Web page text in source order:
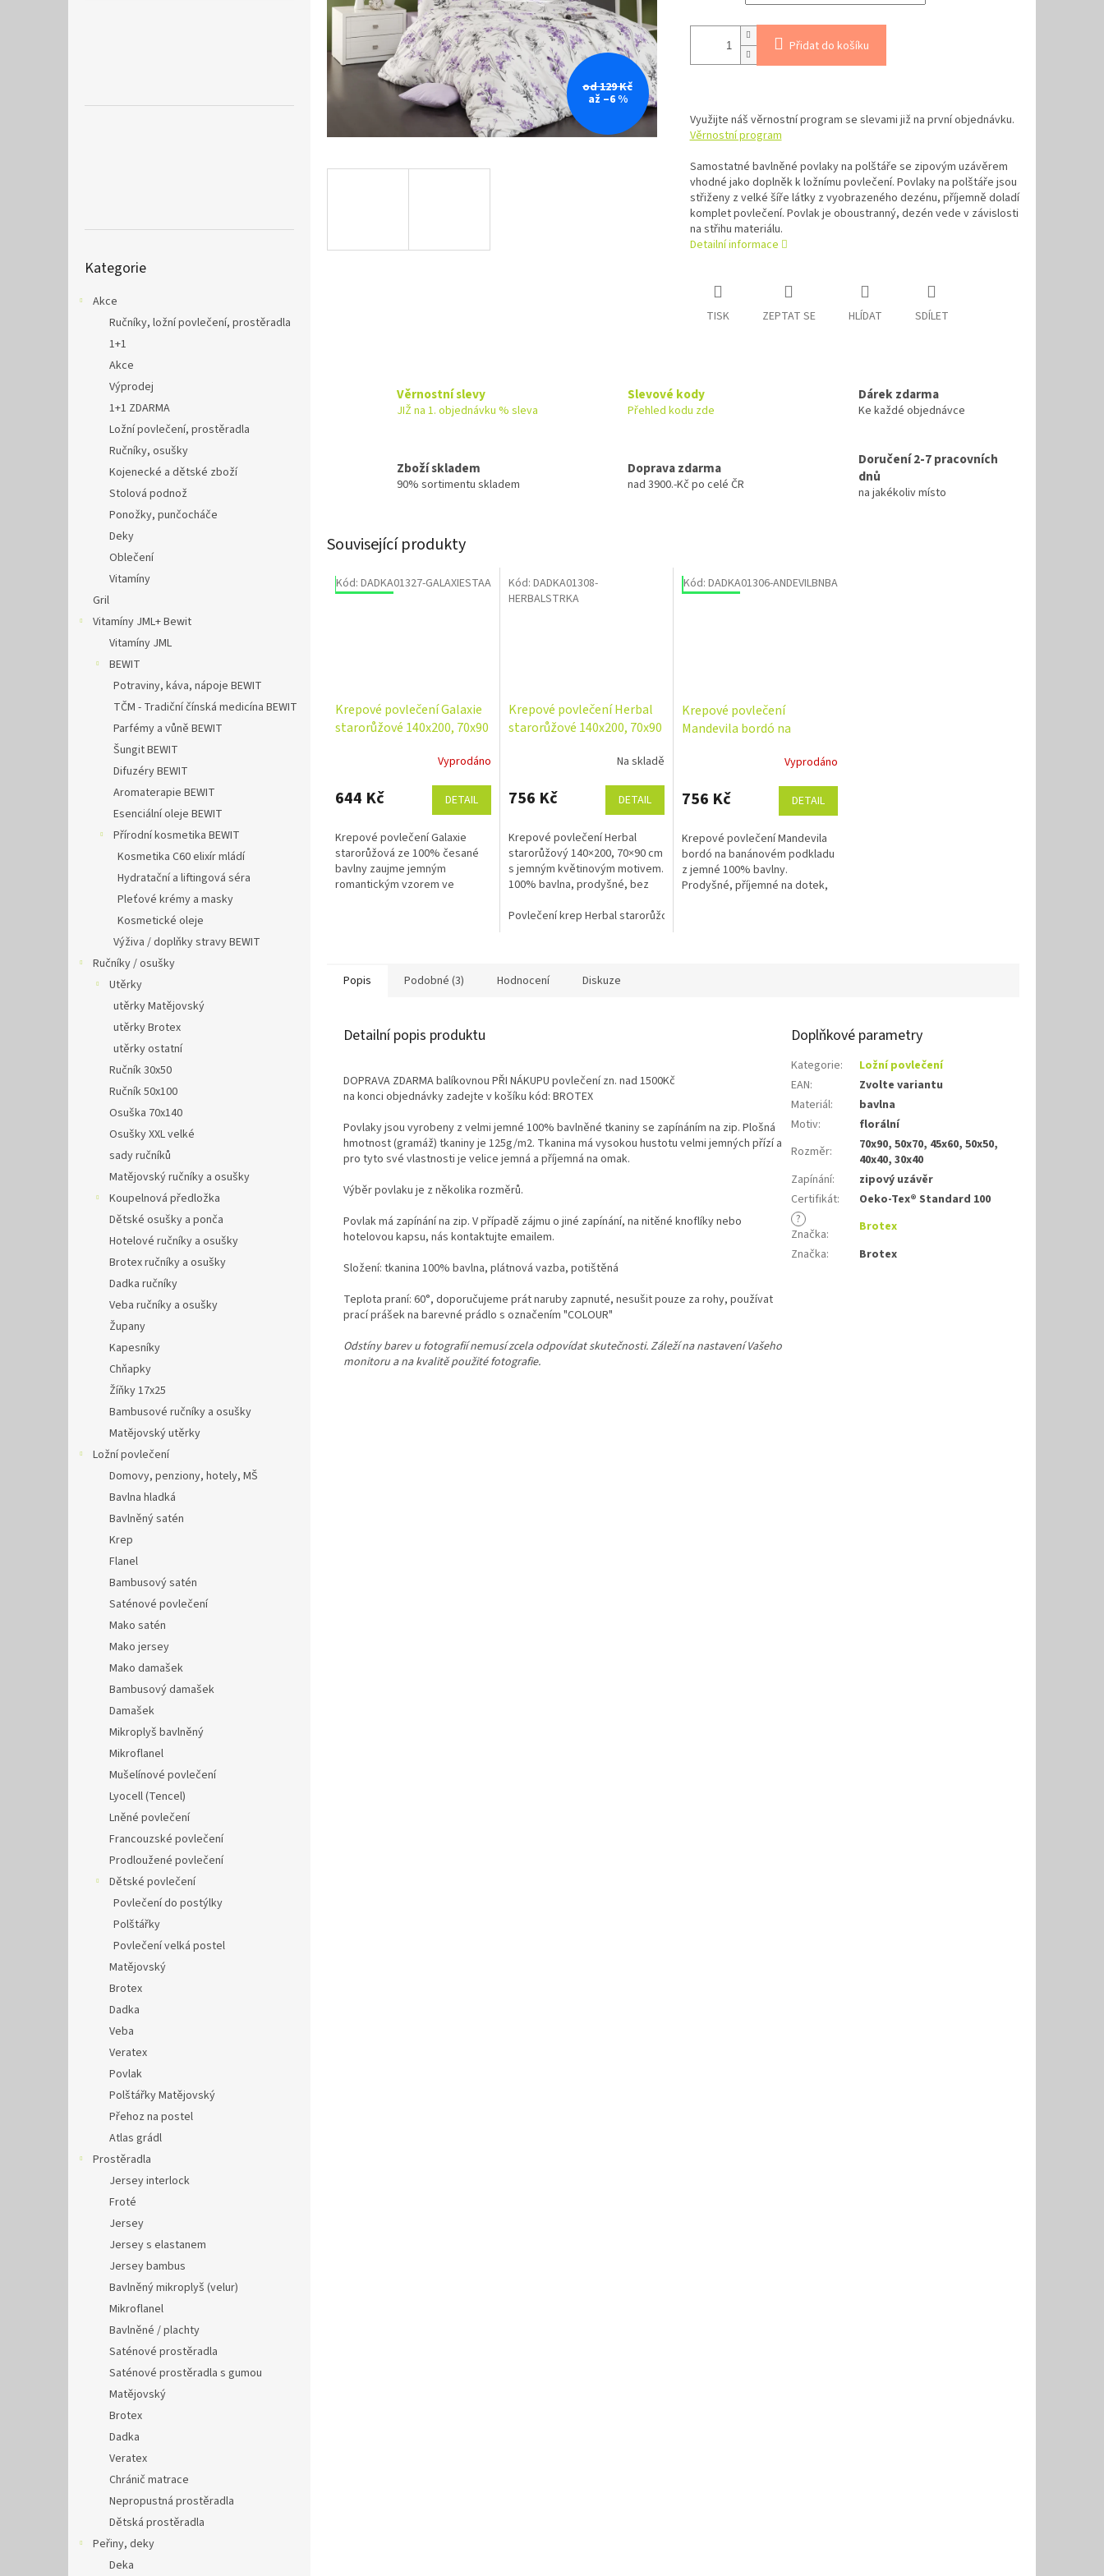
kategorie
Kategorie
Akce
Ručníky, ložní povlečení, prostěradla
1+1
Akce
Výprodej
1+1 ZDARMA
Ložní povlečení, prostěradla
Ručníky, osušky
Kojenecké a dětské zboží
Stolová podnož
Ponožky, punčocháče
Deky
Oblečení
Vitamíny
Gril
Vitamíny JML+ Bewit
Vitamíny JML
BEWIT
Potraviny, káva, nápoje BEWIT
TČM - Tradiční čínská medicína BEWIT
Parfémy a vůně BEWIT
Šungit BEWIT
Difuzéry BEWIT
Aromaterapie BEWIT
Esenciální oleje BEWIT
Přírodní kosmetika BEWIT
Kosmetika C60 elixír mládí
Hydratační a liftingová séra
Pleťové krémy a masky
Kosmetické oleje
Výživa / doplňky stravy BEWIT
Ručníky / osušky
Utěrky
utěrky Matějovský
utěrky Brotex
utěrky ostatní
Ručník 30x50
Ručník 50x100
Osuška 70x140
Osušky XXL velké
sady ručníků
Matějovský ručníky a osušky
Koupelnová předložka
Dětské osušky a ponča
Hotelové ručníky a osušky
Brotex ručníky a osušky
Dadka ručníky
Veba ručníky a osušky
Župany
Kapesníky
Chňapky
Žíňky 17x25
Bambusové ručníky a osušky
Matějovský utěrky
Ložní povlečení
Domovy, penziony, hotely, MŠ
Bavlna hladká
Bavlněný satén
Krep
Flanel
Bambusový satén
Saténové povlečení
Mako satén
Mako jersey
Mako damašek
Bambusový damašek
Damašek
Mikroplyš bavlněný
Mikroflanel
Mušelínové povlečení
Lyocell (Tencel)
Lněné povlečení
Francouzské povlečení
Prodloužené povlečení
Dětské povlečení
Povlečení do postýlky
Polštářky
Povlečení velká postel
Matějovský
Brotex
Dadka
Veba
Veratex
Povlak
Polštářky Matějovský
Přehoz na postel
Atlas grádl
Prostěradla
Jersey interlock
Froté
Jersey
Jersey s elastanem
Jersey bambus
Bavlněný mikroplyš (velur)
Mikroflanel
Bavlněné / plachty
Saténové prostěradla
Saténové prostěradla s gumou
Matějovský
Brotex
Dadka
Veratex
Chránič matrace
Nepropustná prostěradla
Dětská prostěradla
Peřiny, deky
Deka
od 129 Kč
až –6 %
Přidat do košíku
Využijte náš věrnostní program se slevami již na první objednávku.
Věrnostní program
Samostatné bavlněné povlaky na polštáře se zipovým uzávěrem
vhodné jako doplněk k ložnímu povlečení. Povlaky na polštáře jsou
střiženy z velké šíře látky z vyobrazeného dezénu, příjemně doladí
komplet povlečení. Povlak je oboustranný, dezén vede v závislosti
na střihu materiálu.
Detailní informace
TISK ZEPTAT SE HLÍDAT SDÍLET
Věrnostní slevy
JIŽ na 1. objednávku % sleva
Slevové kody
Přehled kodu zde
Dárek zdarma
Ke každé objednávce
Zboží skladem
90% sortimentu skladem
Doprava zdarma
nad 3900.-Kč po celé ČR
Doručení 2-7 pracovních
dnů
na jakékoliv místo
Související produkty
Výprodej
Krepové povlečení Galaxie
starorůžové 140x200, 70x90
Vyprodáno
644 Kč DETAIL
Krepové povlečení Galaxie
starorůžová ze 100% česané
bavlny zaujme jemným
romantickým vzorem ve
Kód: DADKA01327-GALAXIESTAA Novinka
Krepové povlečení Herbal
starorůžové 140x200, 70x90
Na skladě
756 Kč DETAIL
Krepové povlečení Herbal
starorůžový 140×200, 70×90 cm
s jemným květinovým motivem.
100% bavlna, prodyšné, bez
zapínání.
Povlečení krep Herbal starorůžový 140x200, 70x90 cm
Kód: DADKA01308-
HERBALSTRKA
Výprodej
Krepové povlečení
Mandevila bordó na
Vyprodáno
756 Kč DETAIL
Krepové povlečení Mandevila
bordó na banánovém podkladu
z jemné 100% bavlny.
Prodyšné, příjemné na dotek,
Kód:DADKA01306-ANDEVILBNBA
Popis Podobné (3) Hodnocení Diskuze
Detailní popis produktu
DOPRAVA ZDARMA balíkovnou PŘI NÁKUPU povlečení zn. nad 1500Kč
na konci objednávky zadejte v košíku kód: BROTEX
Povlaky jsou vyrobeny z velmi jemné 100% bavlněné tkaniny se zapínáním na zip. Plošná
hmotnost (gramáž) tkaniny je 125g/m2. Tkanina má vysokou hustotu velmi jemných přízí a
pro tyto své vlastnosti je velice jemná a příjemná na omak.
Výběr povlaku je z několika rozměrů.
Povlak má zapínání na zip. V případě zájmu o jiné zapínání, na nitěné knoflíky nebo
hotelovou kapsu, nás kontaktujte emailem.
Složení: tkanina 100% bavlna, plátnová vazba, potištěná
Teplota praní: 60°, doporučujeme prát naruby zapnuté, nesušit pouze za rohy, používat
prací prášek na barevné prádlo s označením "COLOUR"
Odstíny barev u fotografií nemusí zcela odpovídat skutečnosti. Záleží na nastavení Vašeho
monitoru a na kvalitě použité fotografie.
Doplňkové parametry
Kategorie:
Ložní povlečení
EAN:
Zvolte variantu
Materiál:
bavlna
Motiv:
florální
Rozměr:
70x90, 50x70, 45x60, 50x50,
40x40, 30x40
Zapínání:
zipový uzávěr
Certifikát:
Oeko-Tex® Standard 100
?
Značka:
Brotex
Značka: Brotex